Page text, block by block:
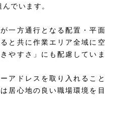
でいます。
一方通行となる配置・平面
と共に作業エリア全域に空
やすさ」にも配慮していま
アドレスを取り入れること
居心地の良い職場環境を目